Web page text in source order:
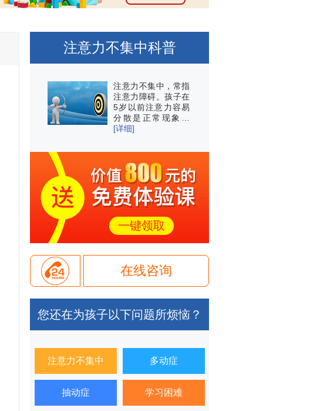
注意力不集中科普
注意力不集中，常指
注意力障碍。孩子在
5岁以前注意力容易
分散是正常现象…
[详细]
一键领取
在线咨询
您还在为孩子以下问题所烦恼？
注意力不集中 多动症
抽动症 学习困难